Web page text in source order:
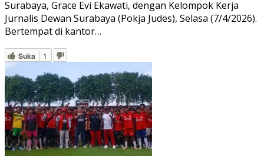
Surabaya, Grace Evi Ekawati, dengan Kelompok Kerja
Jurnalis Dewan Surabaya (Pokja Judes), Selasa (7/4/2026).
Bertempat di kantor…
Suka 1